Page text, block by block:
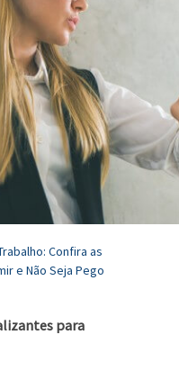
Confira as
e Não Seja Pego
para